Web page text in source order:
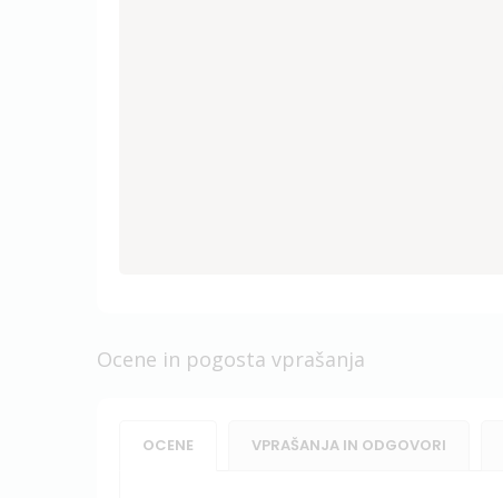
Ocene in pogosta vprašanja
OCENE VPRAŠANJA IN ODGOVORI